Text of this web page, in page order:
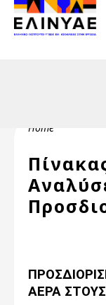
Skip to main content
Header Top 2
Header Top
Home
ΑΕΡΑ